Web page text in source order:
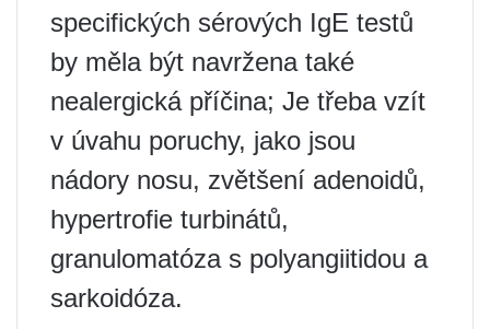
specifických sérových IgE testů
by měla být navržena také
nealergická příčina; Je třeba vzít
v úvahu poruchy, jako jsou
nádory nosu, zvětšení adenoidů,
hypertrofie turbinátů,
granulomatóza s polyangiitidou a
sarkoidóza.